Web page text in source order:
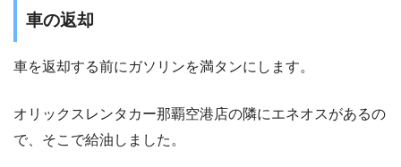
車の返却
車を返却する前にガソリンを満タンにします。
オリックスレンタカー那覇空港店の隣にエネオスがあるの
で、そこで給油しました。